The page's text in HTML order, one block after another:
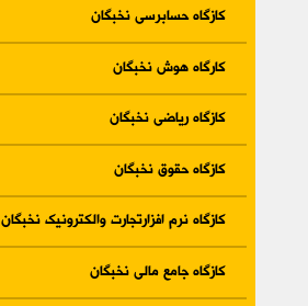
کازگاه حسابرسی نخبگان
کارگاه هوش نخبگان
کازگاه ریاضی نخبگان
کازگاه حقوق نخبگان
کازگاه نرم افزارتجارت والکترونیک نخبگان
کازگاه جامع مالی نخبگان